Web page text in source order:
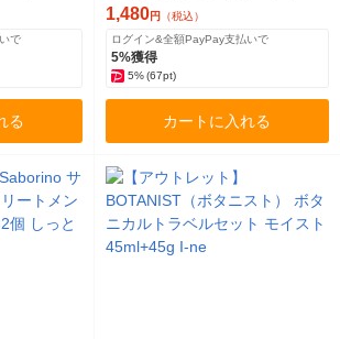
で
る
ト＆ローズマリーの香り 80ml I-
ne 限定
1,480円 （税込）
ログイン&全額PayPay支払いで
5%獲得
5% (67pt)
カートに入れる